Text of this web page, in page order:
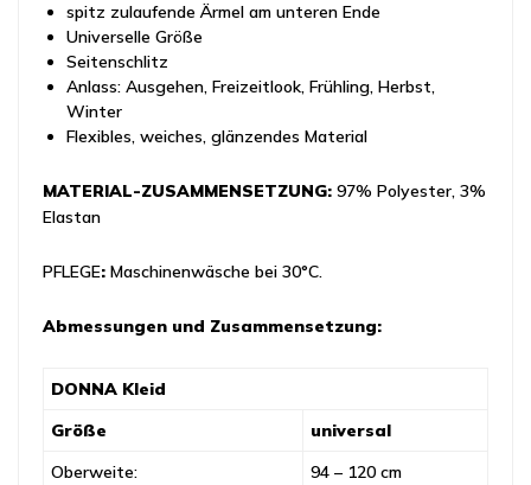
spitz zulaufende Ärmel am unteren Ende
Universelle Größe
Seitenschlitz
Anlass: Ausgehen, Freizeitlook, Frühling, Herbst,
Winter
Flexibles, weiches, glänzendes Material
MATERIAL-ZUSAMMENSETZUNG: 97% Polyester, 3%
Elastan
PFLEGE: Maschinenwäsche bei 30°C.
Abmessungen und Zusammensetzung:
DONNA Kleid
Größe
universal
Oberweite:
94 – 120 cm